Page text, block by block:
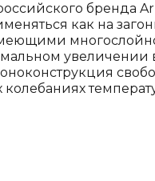
бренда
как на
увеличении